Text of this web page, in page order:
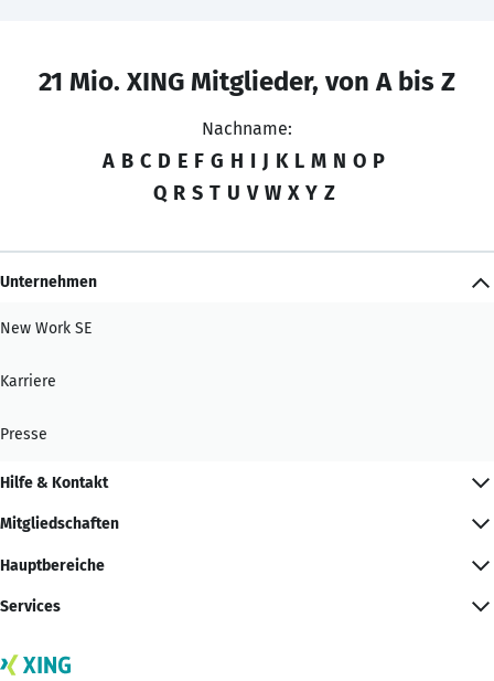
21 Mio. XING Mitglieder, von A bis Z
Nachname:
A B C D E F G H I J K L M N O P
Q R S T U V W X Y Z
Unternehmen
New Work SE
Karriere
Presse
Hilfe & Kontakt
Mitgliedschaften
Hauptbereiche
Services